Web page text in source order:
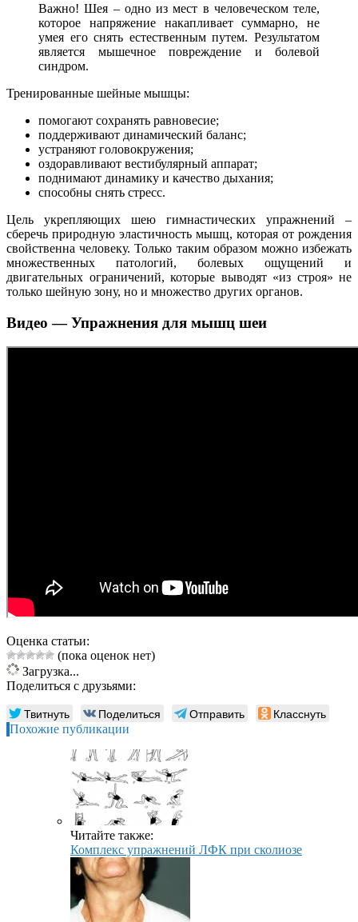
Важно! Шея – одно из мест в человеческом теле,
которое напряжение накапливает суммарно, не
умея его снять естественным путем. Результатом
является мышечное повреждение и болевой
синдром.
Тренированные шейные мышцы:
помогают сохранять равновесие;
поддерживают динамический баланс;
устраняют головокружения;
оздоравливают вестибулярный аппарат;
поднимают динамику и качество дыхания;
способны снять стресс.
Цель укрепляющих шею гимнастических упражнений –
сберечь природную эластичность мышц, которая от рождения
свойственна человеку. Только таким образом можно избежать
множественных патологий, болевых ощущений и
двигательных ограничений, которые выводят «из строя» не
только шейную зону, но и множество других органов.
Видео — Упражнения для мышц шеи
Оценка статьи:
(пока оценок нет)
Загрузка...
Поделиться с друзьями:
Твитнуть Поделиться Отправить Класснуть
Похожие публикации
Читайте также:
Комплекс упражнений ЛФК при сколиозе